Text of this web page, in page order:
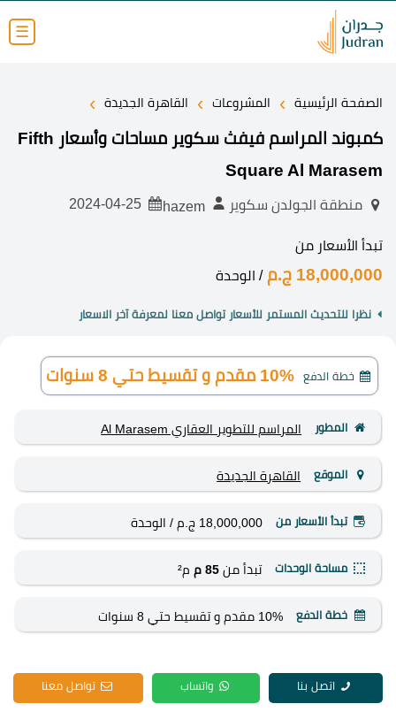
☰
الصفحة الرئيسية › المشروعات › القاهرة الجديدة ›
كمبوند المراسم فيفث سكوير مساحات وأسعار Fifth
Square Al Marasem
منطقة الجولدن سكوير hazem
تبدأ الأسعار من
18,000,000 ج.م / الوحدة
نظرا للتحديث المستمر للأسعار تواصل معنا لمعرفة آخر الاسعار
خطة الدفع 10% مقدم و تقسيط حتي 8 سنوات
المطور المراسم للتطوير العقاري Al Marasem
الموقع القاهرة الجديدة
تبدأ الأسعار من 18,000,000 ج.م / الوحدة
مساحة الوحدات تبدأ من 85 م م²
خطة الدفع 10% مقدم و تقسيط حتي 8 سنوات
اتصل بنا واتساب تواصل معنا